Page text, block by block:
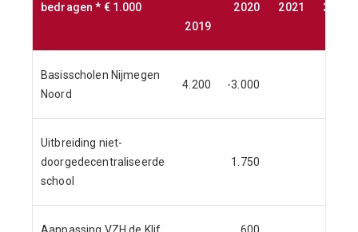
bedragen * € 1.000
2019
2020 2021 2022
Basisscholen Nijmegen
Noord
4.200 -3.000
Uitbreiding niet-
doorgedecentraliseerde
school
1.750